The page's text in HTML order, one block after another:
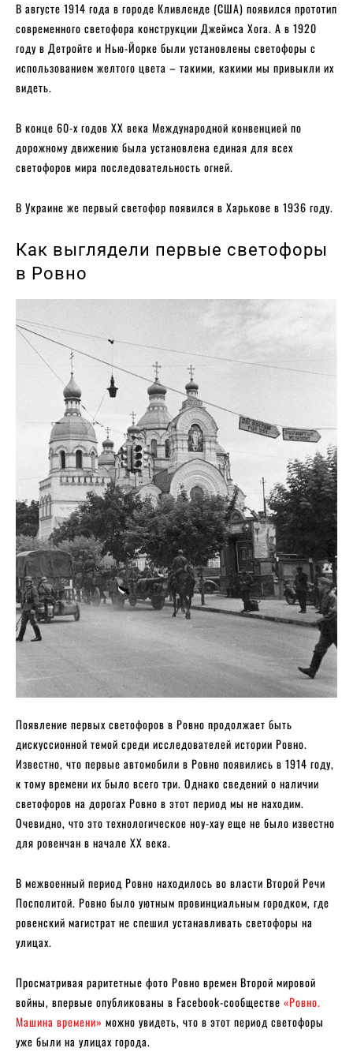
В августе 1914 года в городе Кливленде (США) появился прототип
современного светофора конструкции Джеймса Хога. А в 1920
году в Детройте и Нью-Йорке были установлены светофоры с
использованием желтого цвета – такими, какими мы привыкли их
видеть.
В конце 60-х годов XX века Международной конвенцией по
дорожному движению была установлена ​​единая для всех
светофоров мира последовательность огней.
В Украине же первый светофор появился в Харькове в 1936 году.
Как выглядели первые светофоры
в Ровно
Появление первых светофоров в Ровно продолжает быть
дискуссионной темой среди исследователей истории Ровно.
Известно, что первые автомобили в Ровно появились в 1914 году,
к тому времени их было всего три. Однако сведений о наличии
светофоров на дорогах Ровно в этот период мы не находим.
Очевидно, что это технологическое ноу-хау еще не было известно
для ровенчан в начале XX века.
В межвоенный период Ровно находилось во власти Второй Речи
Посполитой. Ровно было уютным провинциальным городком, где
ровенский магистрат не спешил устанавливать светофоры на
улицах.
Просматривая раритетные фото Ровно времен Второй мировой
войны, впервые опубликованы в Facebook-сообществе «Ровно.
Машина времени» можно увидеть, что в этот период светофоры
уже были на улицах города.